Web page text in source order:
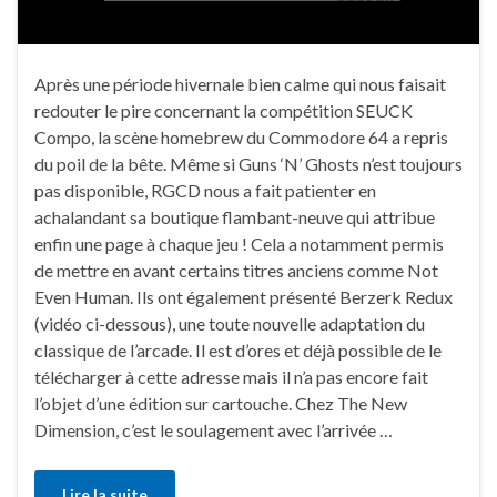
Après une période hivernale bien calme qui nous faisait
redouter le pire concernant la compétition SEUCK
Compo, la scène homebrew du Commodore 64 a repris
du poil de la bête. Même si Guns ‘N’ Ghosts n’est toujours
pas disponible, RGCD nous a fait patienter en
achalandant sa boutique flambant-neuve qui attribue
enfin une page à chaque jeu ! Cela a notamment permis
de mettre en avant certains titres anciens comme Not
Even Human. Ils ont également présenté Berzerk Redux
(vidéo ci-dessous), une toute nouvelle adaptation du
classique de l’arcade. Il est d’ores et déjà possible de le
télécharger à cette adresse mais il n’a pas encore fait
l’objet d’une édition sur cartouche. Chez The New
Dimension, c’est le soulagement avec l’arrivée …